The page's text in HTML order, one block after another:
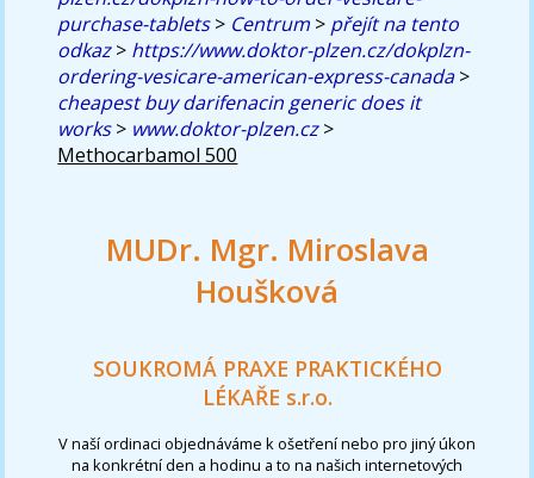
purchase-tablets> Centrum > přejít na tento
odkaz> https://www.doktor-plzen.cz/dokplzn-
ordering-vesicare-american-express-canada>
cheapest buy darifenacin generic does it
works> www.doktor-plzen.cz>
Methocarbamol 500
MUDr. Mgr. Miroslava
Houšková
SOUKROMÁ PRAXE PRAKTICKÉHO
LÉKAŘE s.r.o.
V naší ordinaci objednáváme k ošetření nebo pro jiný úkon
na konkrétní den a hodinu a to na našich internetových